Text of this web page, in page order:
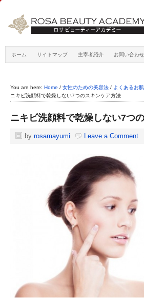
ホーム サイトマップ 主宰者紹介 お問い合わせ
You are here: Home / 女性のための美容法 / よくあるお
ニキビ洗顔料で乾燥しない7つのスキンケア方法
ニキビ洗顔料で乾燥しない7つ
by rosamayumi Leave a Comment